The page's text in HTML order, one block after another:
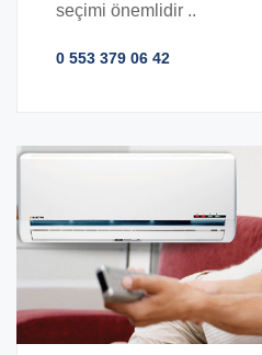
seçimi önemlidir ..
0 553 379 06 42